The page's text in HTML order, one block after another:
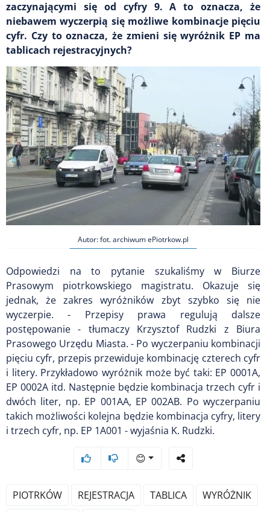
zaczynającymi się od cyfry 9. A to oznacza, że
niebawem wyczerpią się możliwe kombinacje pięciu
cyfr. Czy to oznacza, że zmieni się wyróżnik EP ma
tablicach rejestracyjnych?
Autor: fot. archiwum ePiotrkow.pl
Odpowiedzi na to pytanie szukaliśmy w Biurze
Prasowym piotrkowskiego magistratu. Okazuje się
jednak, że zakres wyróżników zbyt szybko się nie
wyczerpie. - Przepisy prawa regulują dalsze
postępowanie - tłumaczy Krzysztof Rudzki z Biura
Prasowego Urzędu Miasta. - Po wyczerpaniu kombinacji
pięciu cyfr, przepis przewiduje kombinację czterech cyfr
i litery. Przykładowo wyróżnik może być taki: EP 0001A,
EP 0002A itd. Następnie będzie kombinacja trzech cyfr i
dwóch liter, np. EP 001AA, EP 002AB. Po wyczerpaniu
takich możliwości kolejna będzie kombinacja cyfry, litery
i trzech cyfr, np. EP 1A001 - wyjaśnia K. Rudzki.
😊
PIOTRKÓW REJESTRACJA TABLICA
WYRÓŻNIK